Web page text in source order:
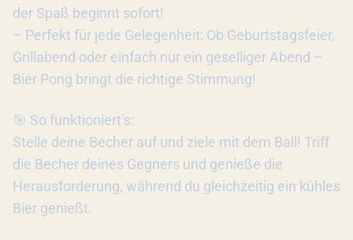
der Spaß beginnt sofort!
– Perfekt für jede Gelegenheit: Ob Geburtstagsfeier,
Grillabend oder einfach nur ein geselliger Abend –
Bier Pong bringt die richtige Stimmung!
🎯 So funktioniert’s:
Stelle deine Becher auf und ziele mit dem Ball! Triff
die Becher deines Gegners und genieße die
Herausforderung, während du gleichzeitig ein kühles
Bier genießt.